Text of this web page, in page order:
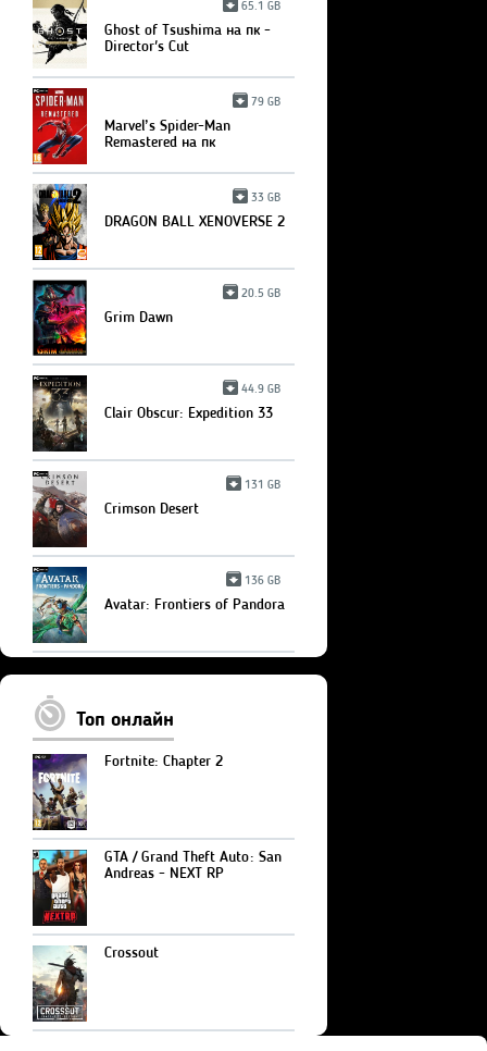
65.1 GB
Ghost of Tsushima на пк -
Director's Cut
79 GB
Marvel’s Spider-Man
Remastered на пк
33 GB
DRAGON BALL XENOVERSE 2
20.5 GB
Grim Dawn
44.9 GB
Clair Obscur: Expedition 33
131 GB
Crimson Desert
136 GB
Avatar: Frontiers of Pandora
Топ онлайн
Fortnite: Chapter 2
GTA / Grand Theft Auto: San
Andreas - NEXT RP
Crossout